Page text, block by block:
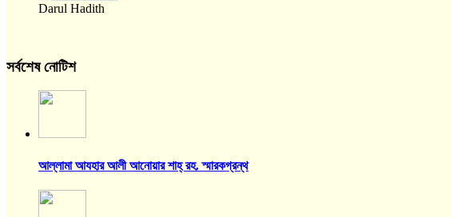
Darul Hadith
সর্বশেষ নোটিশ
আল্লামা আযহার আলী আনোয়ার শাহ্‌ রহ. স্মারকগ্রন্থ